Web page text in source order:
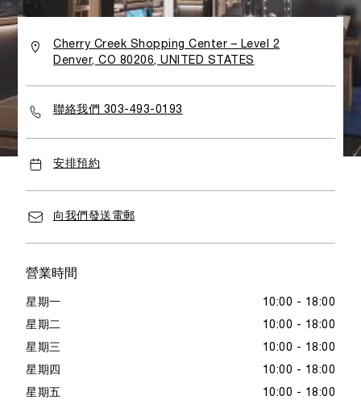
Cherry Creek Shopping Center – Level 2
Denver, CO 80206, UNITED STATES
聯絡我們 303-493-0193
安排預約
向我們發送電郵
營業時間
星期一 10:00 - 18:00
星期二 10:00 - 18:00
星期三 10:00 - 18:00
星期四 10:00 - 18:00
星期五 10:00 - 18:00